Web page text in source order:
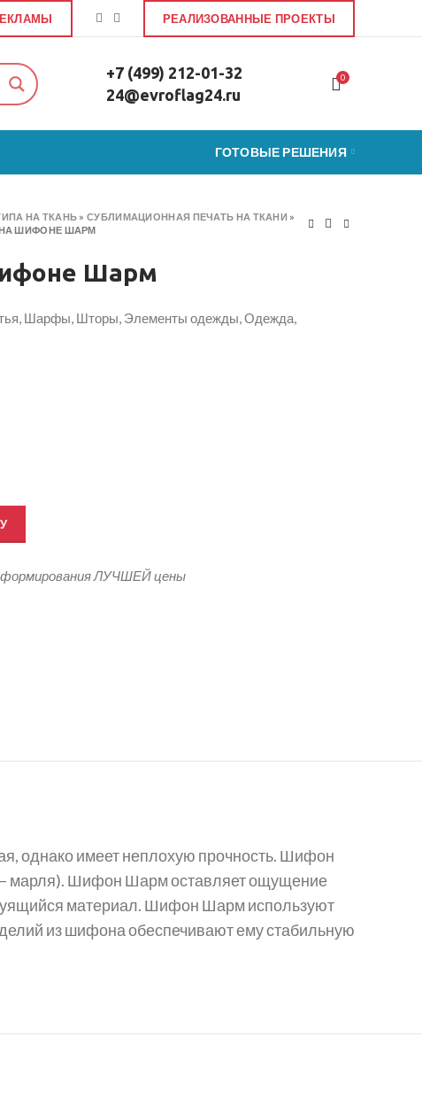
РЕАЛИЗОВАННЫЕ ПРОЕКТЫ
+7 (499) 212-01-32
24@evroflag24.ru
0
ГОТОВЫЕ РЕШЕНИЯ
НА ТКАНЬ »СУБЛИМАЦИОННАЯ ПЕЧАТЬ НА ТКАНИ »
ШИФОНЕ ШАРМ
Шарм
Шарфы, Шторы, Элементы одежды, Одежда,
формирования ЛУЧШЕЙ цены
однако имеет неплохую прочность. Шифон
марля). Шифон Шарм оставляет ощущение
материал. Шифон Шарм используют
из шифона обеспечивают ему стабильную